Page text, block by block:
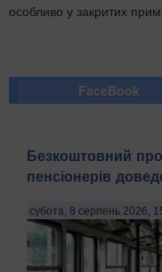
особливо у закритих
FaceBook
Безкоштовний
пенсіонерів
субота, 8 серпень 2026,